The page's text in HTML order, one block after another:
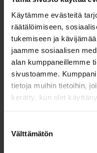
Käytämme evästeitä
räätälöimiseen,
tukemiseen ja
jaamme sosiaalisen
alan kumppaneillemme
sivustoamme.
tietoja muihin tietoihin,
kerätty, kun olet
valinta
Välttämätön
25.6.2026 10:35
Työelämän
jonka takana
AY-LIIKE SUOMESSA JA